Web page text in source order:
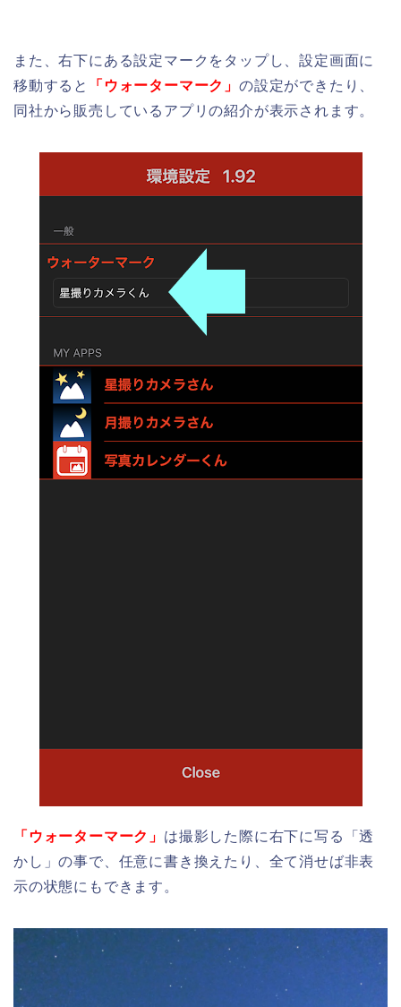
また、右下にある設定マークをタップし、設定画面に
移動すると
「ウォーターマーク」 の設定ができたり、
同社から販売しているアプリの紹介が表示されます。
「ウォーターマーク」 は撮影した際に右下に写る「透
かし」の事で、任意に書き換えたり、全て消せば非表
示の状態にもできます。